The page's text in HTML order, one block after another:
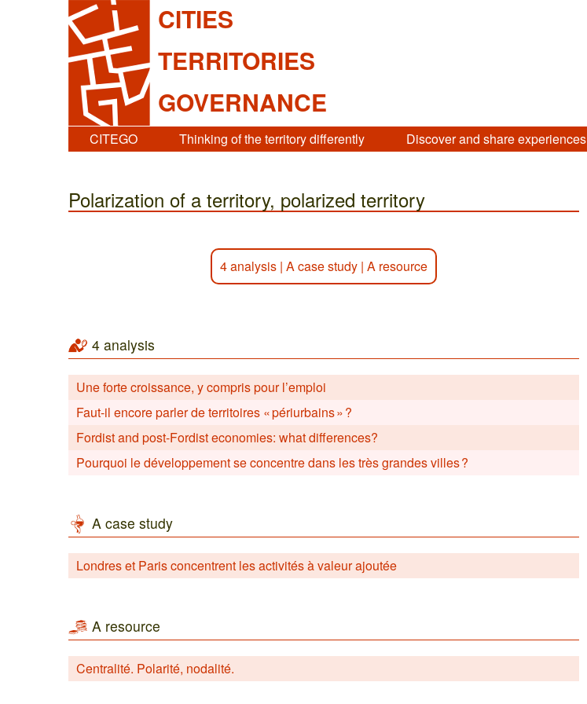
CITIES
TERRITORIES
GOVERNANCE
CITEGO Thinking of the territory differently Discover and share experiences
Polarization of a territory, polarized territory
4 analysis | A case study | A resource
4 analysis
Une forte croissance, y compris pour l’emploi
Faut-il encore parler de territoires « périurbains » ?
Fordist and post-Fordist economies: what differences?
Pourquoi le développement se concentre dans les très grandes villes ?
A case study
Londres et Paris concentrent les activités à valeur ajoutée
A resource
Centralité. Polarité, nodalité.